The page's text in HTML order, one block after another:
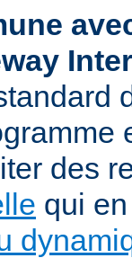
des
qui